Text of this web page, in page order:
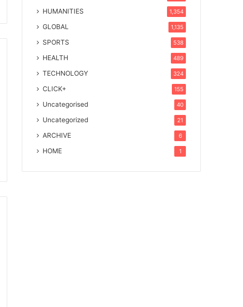
HUMANITIES 1,354
GLOBAL 1,135
SPORTS 538
HEALTH 489
TECHNOLOGY 324
CLICK+ 155
Uncategorised 40
Uncategorized 21
ARCHIVE 6
HOME 1